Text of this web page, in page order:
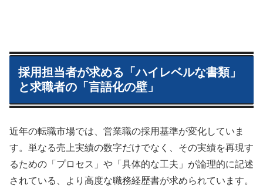
採用担当者が求める「ハイレベルな書類」
と求職者の「言語化の壁」
近年の転職市場では、営業職の採用基準が変化していま
す。単なる売上実績の数字だけでなく、その実績を再現す
るための「プロセス」や「具体的な工夫」が論理的に記述
されている、より高度な職務経歴書が求められています。